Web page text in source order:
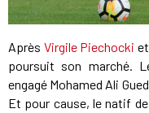
Après Virgile Piechocki et
poursuit son marché.
engagé Mohamed Ali
Et pour cause, le natif